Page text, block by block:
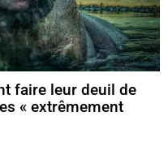
faire leur deuil de
« extrêmement